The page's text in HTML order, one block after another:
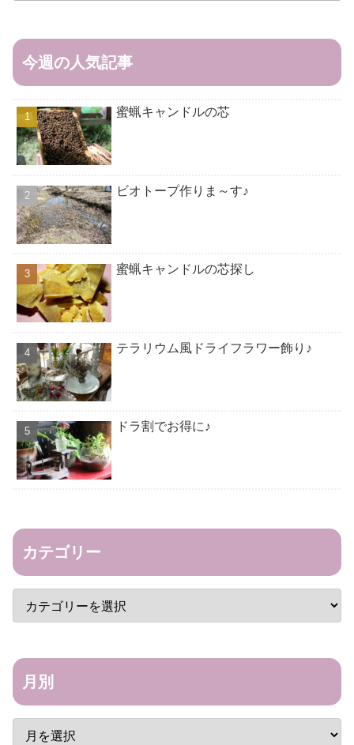
今週の人気記事
蜜蝋キャンドルの芯
ビオトープ作りま～す♪
蜜蝋キャンドルの芯探し
テラリウム風ドライフラワー飾り♪
ドラ割でお得に♪
カテゴリー
月別